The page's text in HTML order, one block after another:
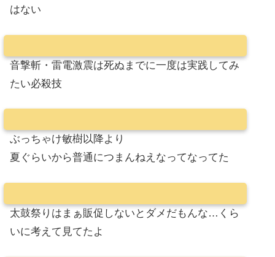
はない
音撃斬・雷電激震は死ぬまでに一度は実践してみ
たい必殺技
ぶっちゃけ敏樹以降より
夏ぐらいから普通につまんねえなってなってた
太鼓祭りはまぁ販促しないとダメだもんな…くら
いに考えて見てたよ